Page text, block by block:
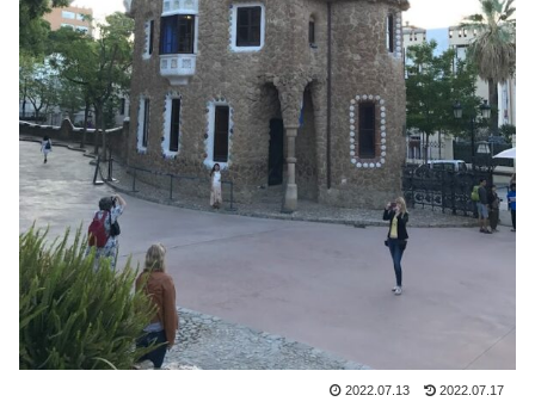
2022.07.13 2022.07.17